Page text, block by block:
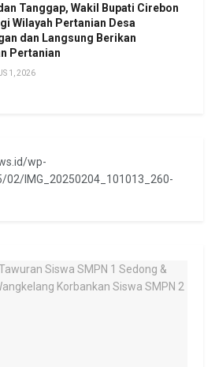
Tanggap, Wakil Bupati Cirebon
Wilayah Pertanian Desa
dan Langsung Berikan
Pertanian
1, 2026
wp-
IMG_20250204_101013_260-